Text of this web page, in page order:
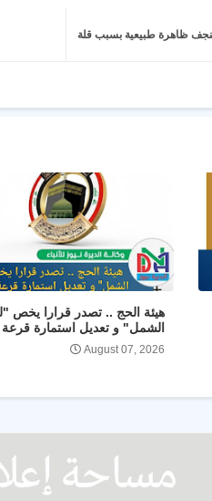
ظاهرة طبيعية بسبب قلة
هيئة الحج .. تصدر قرارا يخص
الشمل" و تعديل استمارة قرعة
August 07, 2026